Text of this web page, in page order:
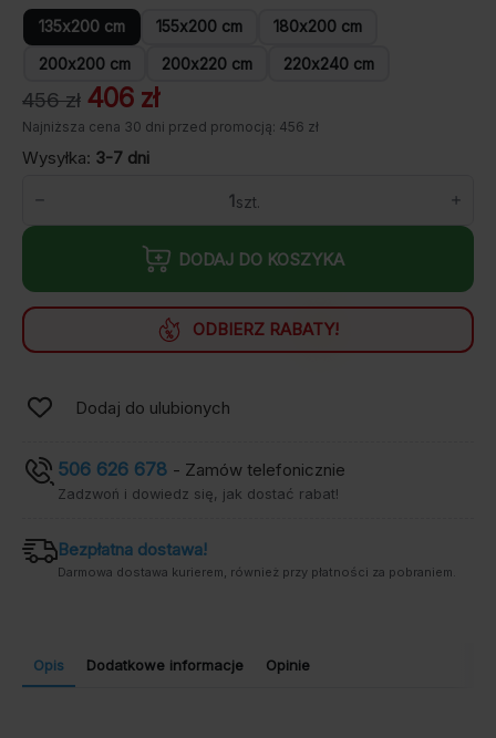
135x200 cm
155x200 cm
180x200 cm
200x200 cm
200x220 cm 220x240 cm
456zł Pierwotna
cena
wynosiła:
406 złAktualna
cena
406 zł.
Najniższa cena 30 dni przed promocją: 456 zł
Wysyłka: 3-7 dni
ilość
AMZ
kołdra
DODAJ DO KOSZYKA
ODBIERZ RABATY!
Dodaj do ulubionych
506 626 678 - Zamów telefonicznie
Zadzwoń i dowiedz się, jak dostać rabat!
Bezpłatna dostawa!
Darmowa dostawa kurierem, również przy płatności za pobraniem.
Opis Dodatkowe informacje Opinie